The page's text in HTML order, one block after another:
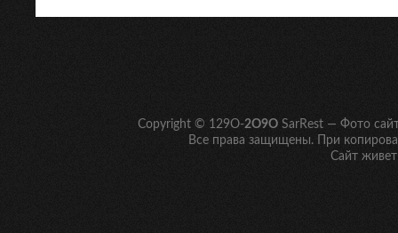
Copyright © 129O-2O9O SarRest — Фото
Все права защищены. При
Сайт живет